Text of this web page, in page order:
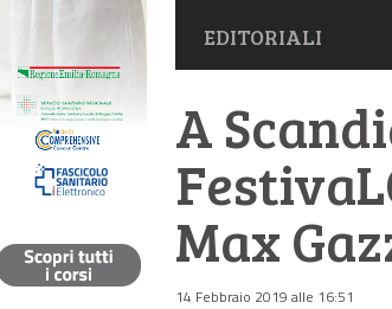
EDITORIALI
A
Max
14 Febbraio 2019 alle 16:51